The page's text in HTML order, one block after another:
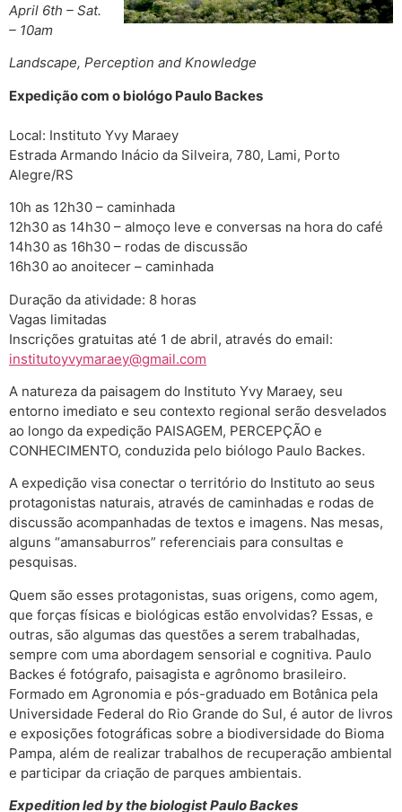
April 6th – Sat.
– 10am
Landscape, Perception and Knowledge
Expedição com o biológo Paulo Backes
Local: Instituto Yvy Maraey
Estrada Armando Inácio da Silveira, 780, Lami, Porto
Alegre/RS
10h as 12h30 – caminhada
12h30 as 14h30 – almoço leve e conversas na hora do café
14h30 as 16h30 – rodas de discussão
16h30 ao anoitecer – caminhada
Duração da atividade: 8 horas
Vagas limitadas
Inscrições gratuitas até 1 de abril, através do email:
institutoyvymaraey@gmail.com
A natureza da paisagem do Instituto Yvy Maraey, seu
entorno imediato e seu contexto regional serão desvelados
ao longo da expedição PAISAGEM, PERCEPÇÃO e
CONHECIMENTO, conduzida pelo biólogo Paulo Backes.
A expedição visa conectar o território do Instituto ao seus
protagonistas naturais, através de caminhadas e rodas de
discussão acompanhadas de textos e imagens. Nas mesas,
alguns “amansaburros” referenciais para consultas e
pesquisas.
Quem são esses protagonistas, suas origens, como agem,
que forças físicas e biológicas estão envolvidas? Essas, e
outras, são algumas das questões a serem trabalhadas,
sempre com uma abordagem sensorial e cognitiva. Paulo
Backes é fotógrafo, paisagista e agrônomo brasileiro.
Formado em Agronomia e pós-graduado em Botânica pela
Universidade Federal do Rio Grande do Sul, é autor de livros
e exposições fotográficas sobre a biodiversidade do Bioma
Pampa, além de realizar trabalhos de recuperação ambiental
e participar da criação de parques ambientais.
Expedition led by the biologist Paulo Backes